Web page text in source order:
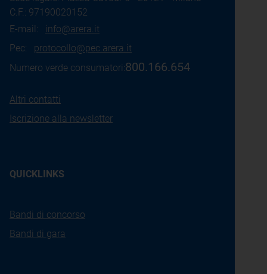
C.F.: 97190020152
E-mail: info@arera.it
Pec: protocollo@pec.arera.it
Numero verde consumatori:800.166.654
Altri contatti
Iscrizione alla newsletter
QUICKLINKS
Bandi di concorso
Bandi di gara